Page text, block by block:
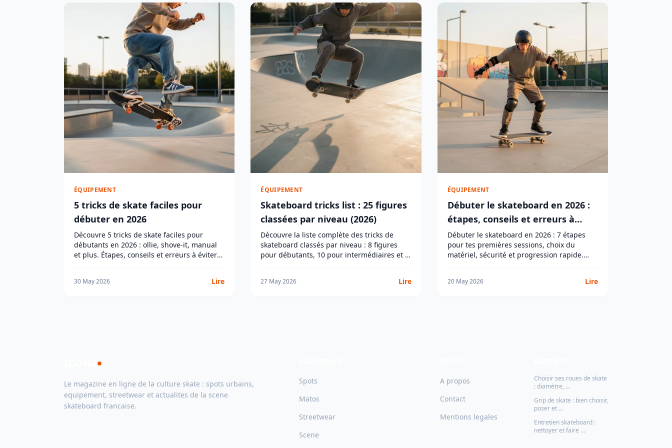
ÉQUIPEMENT
5 tricks de skate faciles pour
débuter en 2026
Découvre 5 tricks de skate faciles pour
débutants en 2026 : ollie, shove-it, manual
et plus. Étapes, conseils et erreurs à éviter
30 May 2026 Lire
ÉQUIPEMENT
Skateboard tricks list : 25 figures
classées par niveau (2026)
Découvre la liste complète des tricks de
skateboard classés par niveau : 8 figures
pour débutants, 10 pour intermédiaires et 7
27 May 2026 Lire
ÉQUIPEMENT
Débuter le skateboard en 2026 :
étapes, conseils et erreurs à
éviter
Débuter le skateboard en 2026 : 7 étapes
pour tes premières sessions, choix du
matériel, sécurité et progression rapide.
20 May 2026 Lire
Le magazine en ligne de la culture skate : spots urbains,
equipement, streetwear et actualites de la scene
skateboard francaise.
Spots
Matos
Streetwear
Scene
A propos
Contact
Mentions legales
Choisir ses roues de skate
: diamètre, …
Grip de skate : bien choisir,
poser et …
Entretien skateboard :
nettoyer et faire …